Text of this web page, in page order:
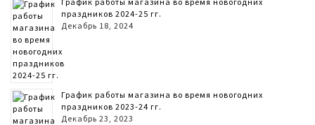
праздников 2024-25 гг.
Декабрь 18, 2024
График работы магазина во время новогодних
праздников 2023-24 гг.
Декабрь 23, 2023